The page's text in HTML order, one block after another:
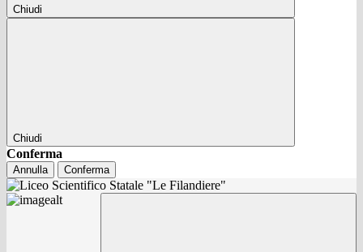
Chiudi
Chiudi
Conferma
Annulla Conferma